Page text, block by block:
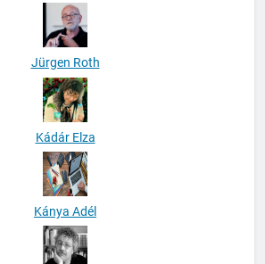
Jürgen Roth
Kádár Elza
Kánya Adél